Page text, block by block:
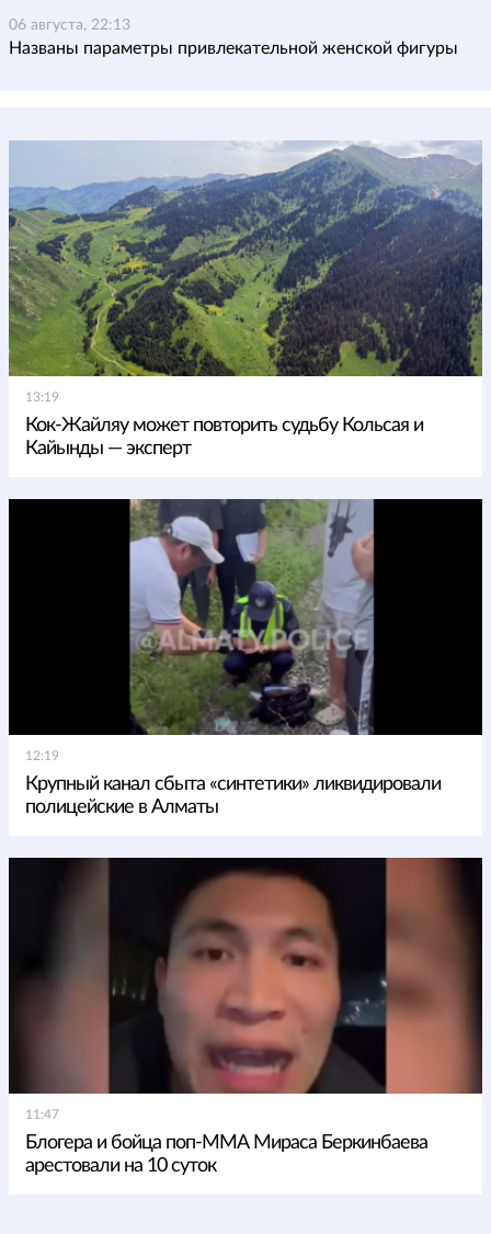
06 августа, 22:13
Названы параметры привлекательной женской фигуры
13:19
Кок-Жайляу может повторить судьбу Кольсая и
Кайынды — эксперт
12:19
Крупный канал сбыта «синтетики» ликвидировали
полицейские в Алматы
11:47
Блогера и бойца поп-ММА Мираса Беркинбаева
арестовали на 10 суток